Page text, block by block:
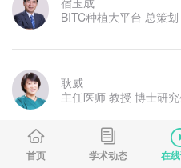
BITC种植大平台 总策划
耿威
主任医师 教授 博士研
邹立东
首页 学术动态 在